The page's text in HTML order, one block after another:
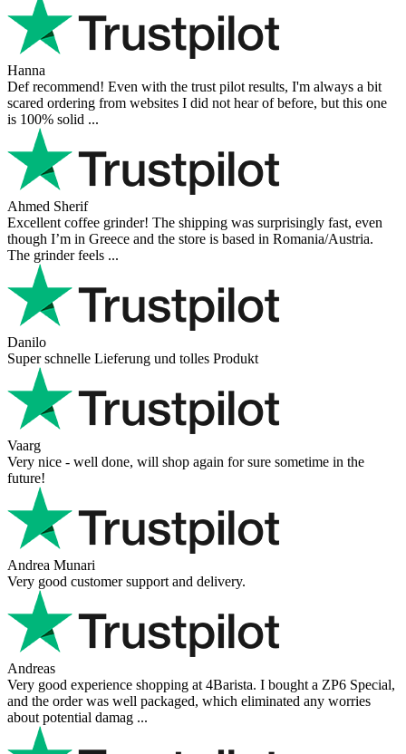
Hanna
Def recommend! Even with the trust pilot results, I'm always a bit
scared ordering from websites I did not hear of before, but this one
is 100% solid ...
Ahmed Sherif
Excellent coffee grinder! The shipping was surprisingly fast, even
though I’m in Greece and the store is based in Romania/Austria.
The grinder feels ...
Danilo
Super schnelle Lieferung und tolles Produkt
Vaarg
Very nice - well done, will shop again for sure sometime in the
future!
Andrea Munari
Very good customer support and delivery.
Andreas
Very good experience shopping at 4Barista. I bought a ZP6 Special,
and the order was well packaged, which eliminated any worries
about potential damag ...